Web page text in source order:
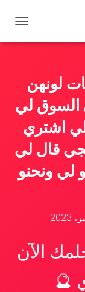
ب
ت
لونهن
لي
اشتري
قال لي
لي ونحنو
الآن
🔮